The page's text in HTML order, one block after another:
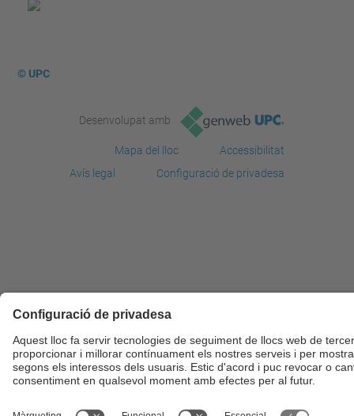
© UPC
Desenvolupat amb
Mapa del lloc
Accessibilitat
Avís legal
Configuració de privadesa